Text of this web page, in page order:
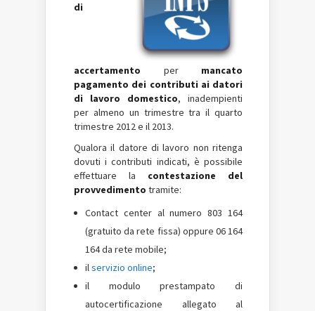
di
accertamento permancato
pagamento dei contributi ai datori
di lavoro
domestico, inadempienti
per almeno un trimestre tra il quarto
trimestre 2012 e il 2013.
Qualora il datore di lavoro non ritenga
dovuti i contributi indicati, è possibile
effettuare la contestazione del
provvedimento tramite:
Contact center al numero 803 164
(gratuito da rete fissa) oppure 06 164
164 da rete mobile;
ilservizio online;
il modulo prestampato di
autocertificazione allegato al